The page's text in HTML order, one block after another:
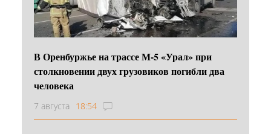
В Оренбуржье на трассе М-5 «Урал» при
столкновении двух грузовиков погибли два
человека
7 августа 18:54